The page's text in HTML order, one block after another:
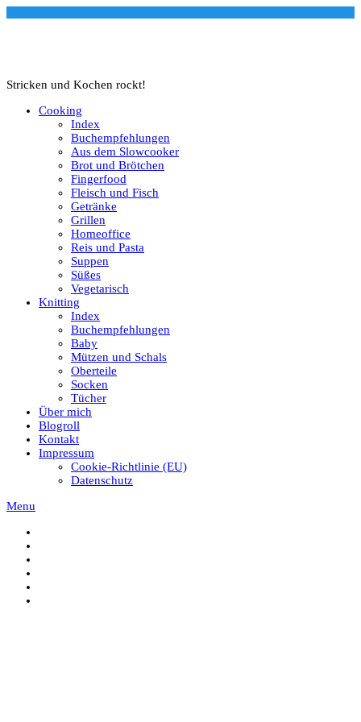
Stricken und Kochen rockt!
Cooking
Index
Buchempfehlungen
Aus dem Slowcooker
Brot und Brötchen
Fingerfood
Fleisch und Fisch
Getränke
Grillen
Homeoffice
Reis und Pasta
Suppen
Süßes
Vegetarisch
Knitting
Index
Buchempfehlungen
Baby
Mützen und Schals
Oberteile
Socken
Tücher
Über mich
Blogroll
Kontakt
Impressum
Cookie-Richtlinie (EU)
Datenschutz
Menu